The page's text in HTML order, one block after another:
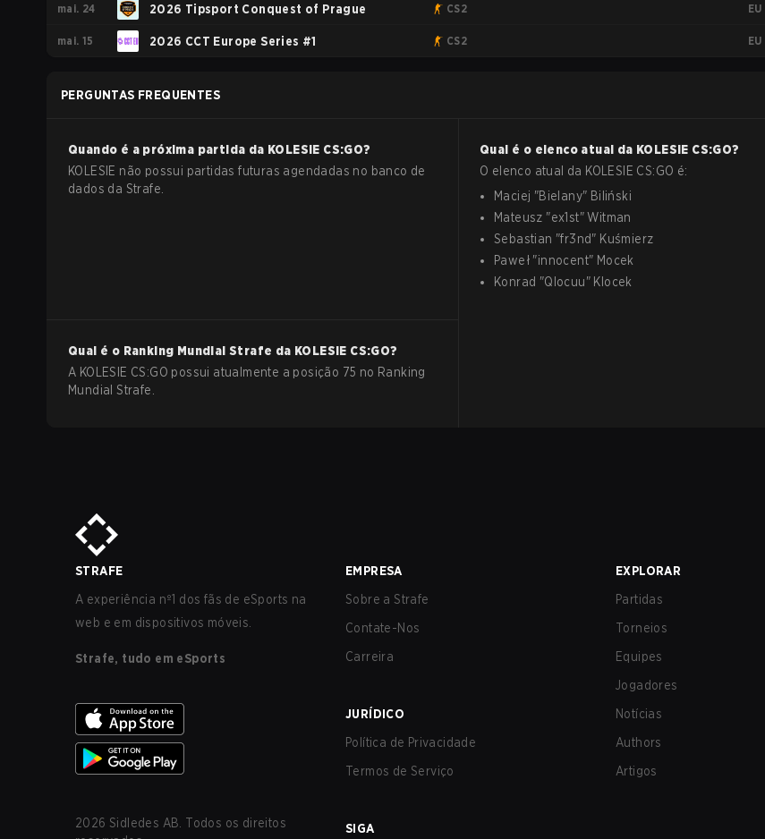
Season 2
mai. 24 2026 Tipsport Conquest of Prague CS2 EU
mai. 15 2026 CCT Europe Series #1 CS2 EU
PERGUNTAS FREQUENTES
Quando é a próxima partida da KOLESIE CS:GO?
KOLESIE não possui partidas futuras agendadas no banco de
dados da Strafe.
Qual é o elenco atual da KOLESIE CS:GO?
O elenco atual da KOLESIE CS:GO é:
Maciej "Bielany" Biliński
Mateusz "ex1st"Witman
Sebastian "fr3nd" Kuśmierz
Paweł "innocent" Mocek
Konrad "Qlocuu" Klocek
Qual é o Ranking Mundial Strafe da KOLESIE CS:GO?
A KOLESIE CS:GO possui atualmente a posição 75 no Ranking
Mundial Strafe.
STRAFE
A experiência nº1 dos fãs de eSports na
web e em dispositivos móveis.
Strafe, tudo em eSports
2026 Sidledes AB. Todos os direitos
EMPRESA
Sobre a Strafe
Contate-Nos
Carreira
JURÍDICO
Política de Privacidade
Termos de Serviço
SIGA
EXPLORAR
Partidas
Torneios
Equipes
Jogadores
Notícias
Authors
Artigos